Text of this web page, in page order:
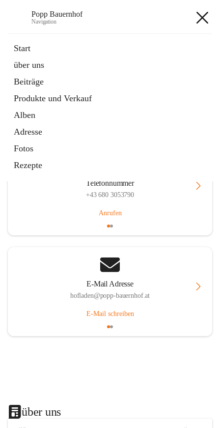
Popp Bauernhof
Navigation
Start
über uns
Beiträge
Produkte und Verkauf
Alben
Adresse
Fotos
Rezepte
Telefonnummer
+43 680 3053790
Anrufen
E-Mail Adresse
hofladen@popp-bauernhof.at
E-Mail schreiben
über uns